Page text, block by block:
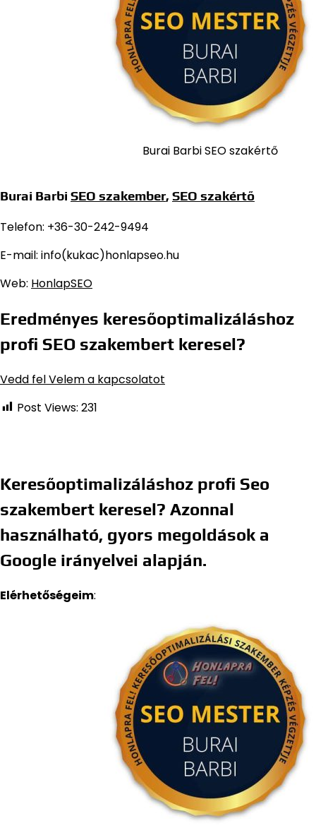
Burai Barbi SEO szakértő
Burai Barbi SEO szakember, SEO szakértő
Telefon: +36-30-242-9494
E-mail: info(kukac)honlapseo.hu
Web: HonlapSEO
Eredményes keresőoptimalizáláshoz
profi SEO szakembert keresel?
Vedd fel Velem a kapcsolatot
Post Views: 231
Keresőoptimalizáláshoz profi Seo
szakembert keresel? Azonnal
használható, gyors megoldások a
Google irányelvei alapján.
Elérhetőségeim: